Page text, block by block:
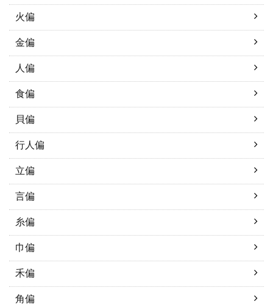
火偏
金偏
人偏
食偏
貝偏
行人偏
立偏
言偏
糸偏
巾偏
禾偏
角偏